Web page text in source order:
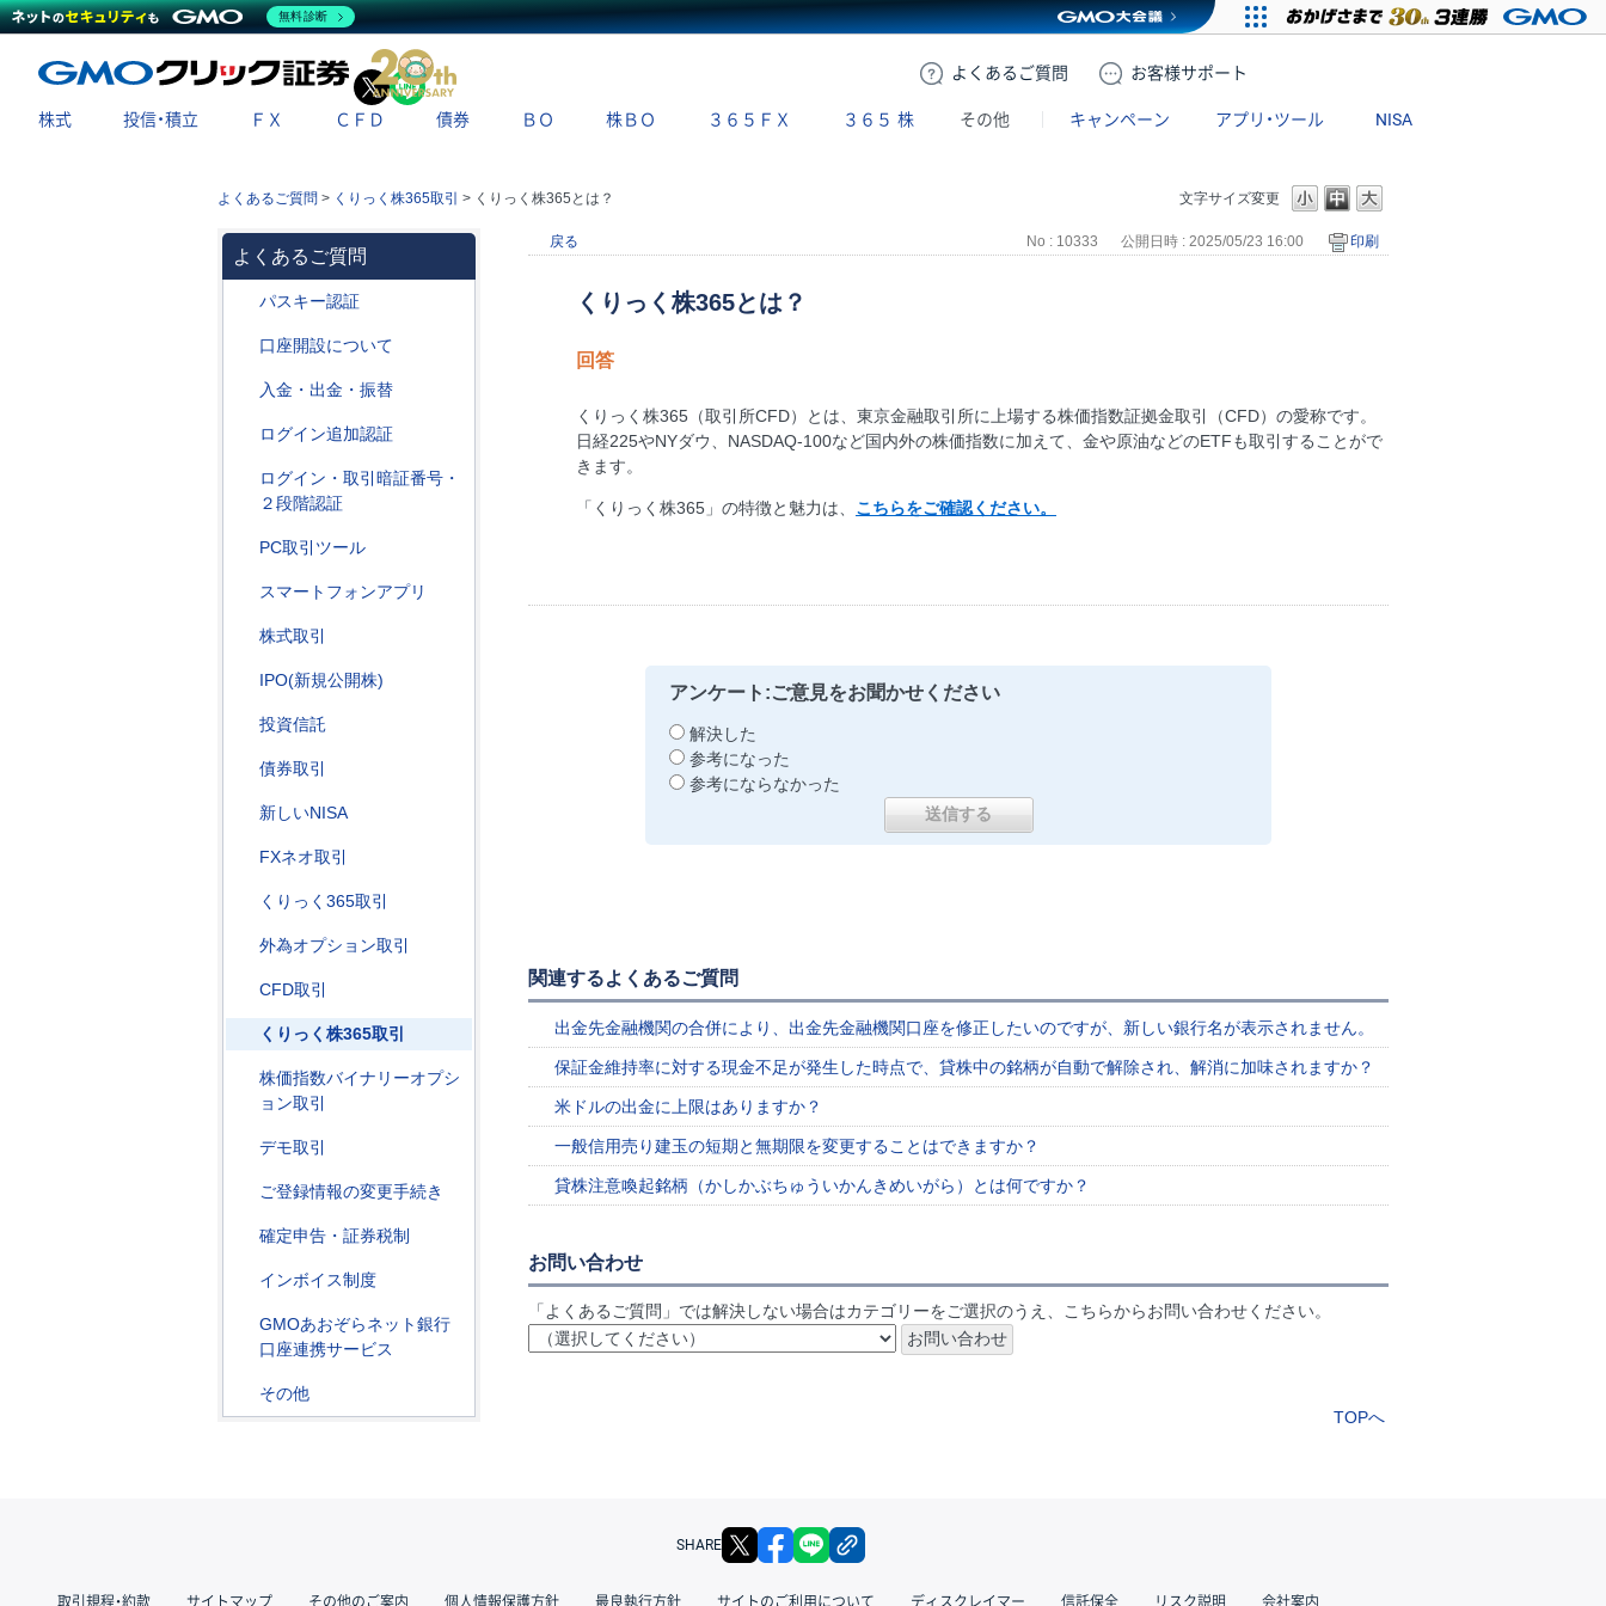
よくある ご質問 お客様サポート
X
株式 投信・積立 ＦＸ ＣＦＤ 債券 ＢＯ 株ＢＯ ３６５ＦＸ ３６５ 株 その他 キャンペーン アプリ・ツール NISA
文字サイズ変更
よくあるご質問 > くりっく株365取引 > くりっく株365とは？
よくあるご質問
パスキー認証
口座開設について
入金・出金・振替
ログイン追加認証
ログイン・取引暗証番号・
２段階認証
PC取引ツール
スマートフォンアプリ
株式取引
IPO(新規公開株)
投資信託
債券取引
新しいNISA
FXネオ取引
くりっく365取引
外為オプション取引
CFD取引
くりっく株365取引
株価指数バイナリーオプシ
ョン取引
デモ取引
ご登録情報の変更手続き
確定申告・証券税制
インボイス制度
GMOあおぞらネット銀行
口座連携サービス
その他
戻る No : 10333 公開日時 : 2025/05/23 16:00 印刷
くりっく株365とは？
回答
くりっく株365（取引所CFD）とは、東京金融取引所に上場する株価指数証拠金取引（CFD）の愛称です。
日経225やNYダウ、NASDAQ-100など国内外の株価指数に加えて、金や原油などのETFも取引することがで
きます。
「くりっく株365」の特徴と魅力は、 こちらをご確認ください。
アンケート:ご意見をお聞かせください
解決した
参考になった
参考にならなかった
関連するよくあるご質問
出金先金融機関の合併により、出金先金融機関口座を修正したいのですが、新しい銀行名が表示されません。
保証金維持率に対する現金不足が発生した時点で、貸株中の銘柄が自動で解除され、解消に加味されますか？
米ドルの出金に上限はありますか？
一般信用売り建玉の短期と無期限を変更することはできますか？
貸株注意喚起銘柄（かしかぶちゅういかんきめいがら）とは何ですか？
お問い合わせ
「よくあるご質問」では解決しない場合はカテゴリーをご選択のうえ、こちらからお問い合わせください。
TOPへ
SHARE X facebook
取引規程・約款 サイトマップ その他のご案内 個人情報保護方針 最良執行方針 サイトのご利用について ディスクレイマー 信託保全 リスク説明 会社案内
無料診断